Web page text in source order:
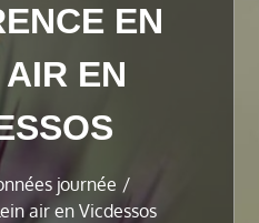
EN
EN
journée
air en Vicdessos